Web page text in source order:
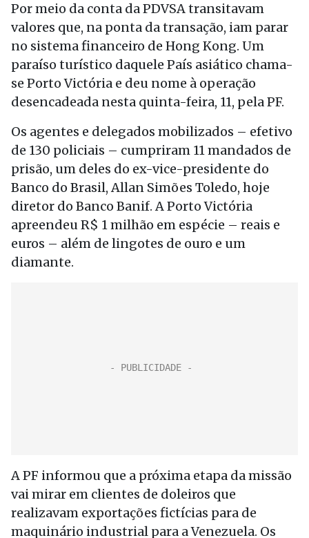
Por meio da conta da PDVSA transitavam
valores que, na ponta da transação, iam parar
no sistema financeiro de Hong Kong. Um
paraíso turístico daquele País asiático chama-
se Porto Victória e deu nome à operação
desencadeada nesta quinta-feira, 11, pela PF.
Os agentes e delegados mobilizados – efetivo
de 130 policiais – cumpriram 11 mandados de
prisão, um deles do ex-vice-presidente do
Banco do Brasil, Allan Simões Toledo, hoje
diretor do Banco Banif. A Porto Victória
apreendeu R$ 1 milhão em espécie – reais e
euros – além de lingotes de ouro e um
diamante.
A PF informou que a próxima etapa da missão
vai mirar em clientes de doleiros que
realizavam exportações fictícias para de
maquinário industrial para a Venezuela. Os